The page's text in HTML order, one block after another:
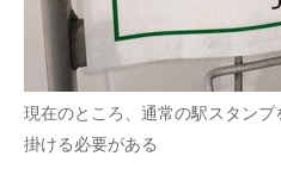
現在のところ、通常の駅スタン
掛ける必要がある